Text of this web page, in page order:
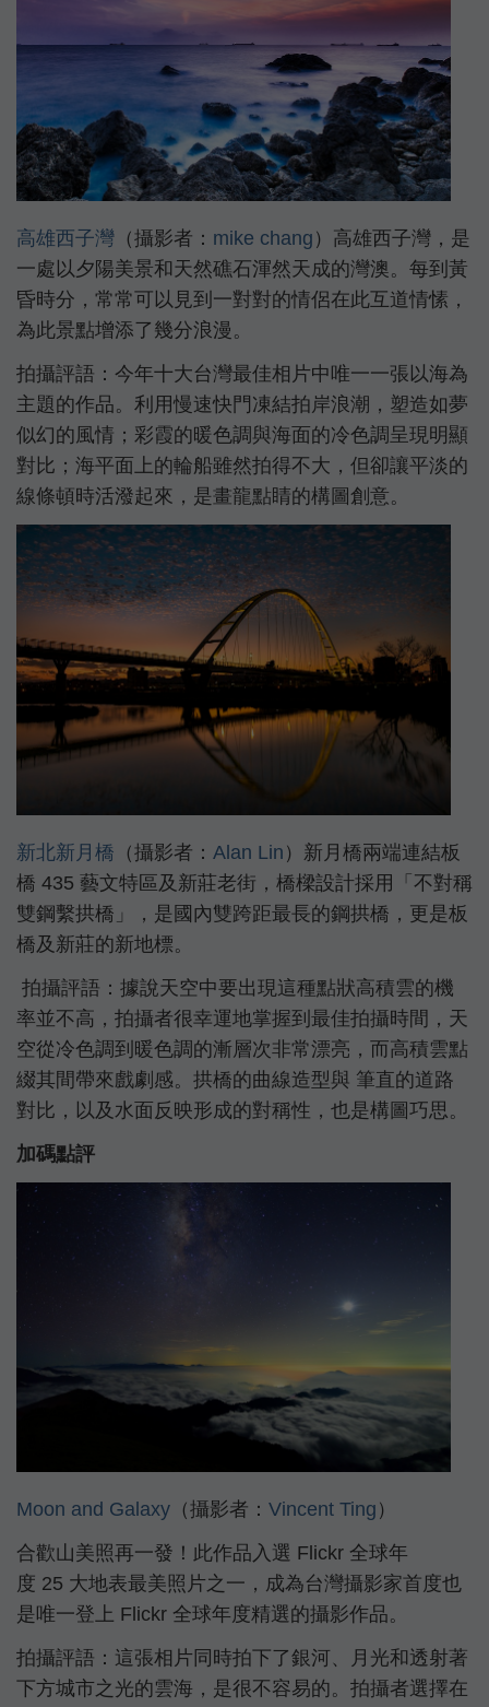
高雄西子灣 （攝影者： mike chang ）高雄西子灣，是
一處以夕陽美景和天然礁石渾然天成的灣澳。每到黃
昏時分，常常可以見到一對對的情侶在此互道情愫，
為此景點增添了幾分浪漫。
拍攝評語：今年十大台灣最佳相片中唯一一張以海為
主題的作品。利用慢速快門凍結拍岸浪潮，塑造如夢
似幻的風情；彩霞的暖色調與海面的冷色調呈現明顯
對比；海平面上的輪船雖然拍得不大，但卻讓平淡的
線條頓時活潑起來，是畫龍點睛的構圖創意。
新北新月橋 （攝影者： Alan Lin ）新月橋兩端連結板
橋 435 藝文特區及新莊老街，橋樑設計採用「不對稱
雙鋼繫拱橋」，是國內雙跨距最長的鋼拱橋，更是板
橋及新莊的新地標。
拍攝評語：據說天空中要出現這種點狀高積雲的機
率並不高，拍攝者很幸運地掌握到最佳拍攝時間，天
空從冷色調到暖色調的漸層次非常漂亮，而高積雲點
綴其間帶來戲劇感。拱橋的曲線造型與 筆直的道路
對比，以及水面反映形成的對稱性，也是構圖巧思。
加碼點評
Moon and Galaxy （攝影者： Vincent Ting ）
合歡山美照再一發！此作品入選 Flickr 全球年
度 25 大地表最美照片之一，成為台灣攝影家首度也
是唯一登上 Flickr 全球年度精選的攝影作品。
拍攝評語：這張相片同時拍下了銀河、月光和透射著
下方城市之光的雲海，是很不容易的。拍攝者選擇在